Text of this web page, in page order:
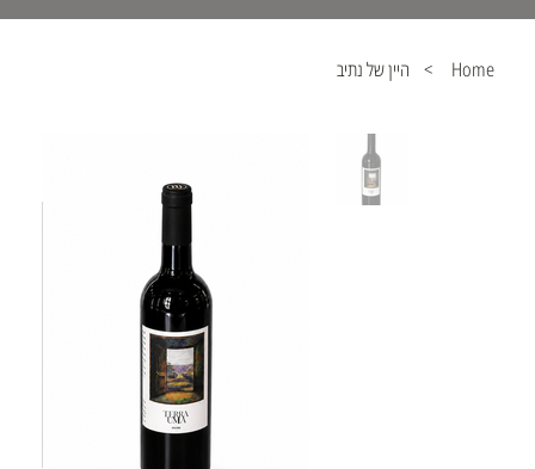
Home
> היין של נתיב